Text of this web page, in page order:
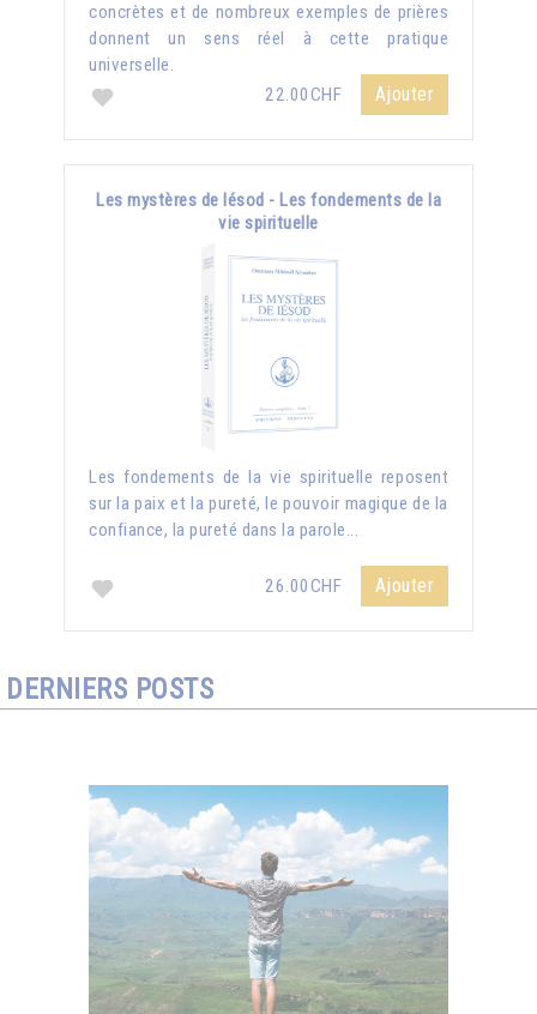
concrètes et de nombreux exemples de prières
donnent un sens réel à cette pratique
universelle.
22.00CHF
Ajouter
Les mystères de Iésod - Les fondements de la
vie spirituelle
Les fondements de la vie spirituelle reposent
sur la paix et la pureté, le pouvoir magique de la
confiance, la pureté dans la parole...
26.00CHF Ajouter
DERNIERS POSTS